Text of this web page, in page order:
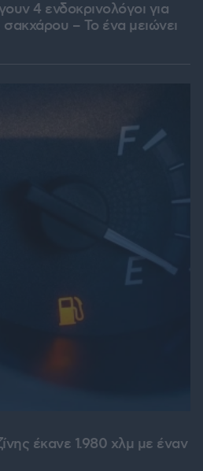
4 ενδοκρινολόγοι για
– Το ένα μειώνει
έκανε 1.980 χλμ με έναν